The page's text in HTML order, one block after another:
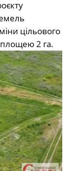
цільового
2 га.